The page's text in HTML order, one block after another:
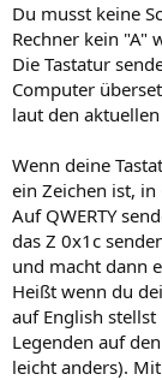
Du musst keine
Rechner kein "A"
Die Tastatur
Computer
laut den
Wenn deine
ein Zeichen ist, in
Auf QWERTY
das Z 0x1c
und macht dann
Heißt wenn du
auf English
Legenden auf
leicht anders).